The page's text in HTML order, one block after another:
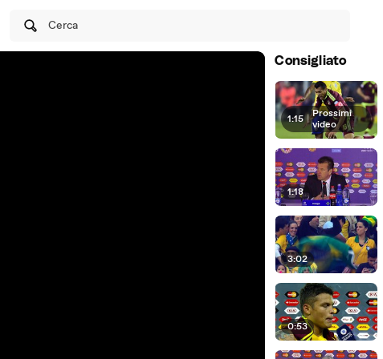
Cerca
Consigliato
1:15 | Prossimi
video
1:18
3:02
0:53